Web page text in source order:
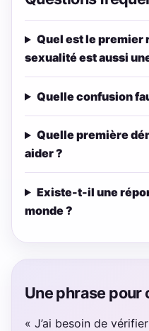
Quel est le premier
sexualité est aussi
Quelle confusion
Quelle première
aider ?
Existe-t-il une
monde ?
Une phrase pour
« J’ai besoin de